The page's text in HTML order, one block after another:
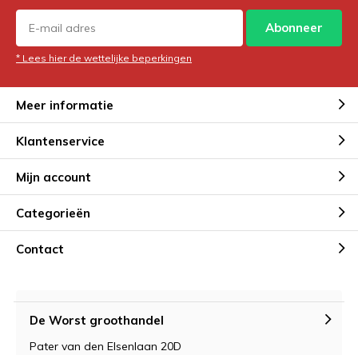
Abonneer
* Lees hier de wettelijke beperkingen
Meer informatie
Klantenservice
Mijn account
Categorieën
Contact
De Worst groothandel
Pater van den Elsenlaan 20D